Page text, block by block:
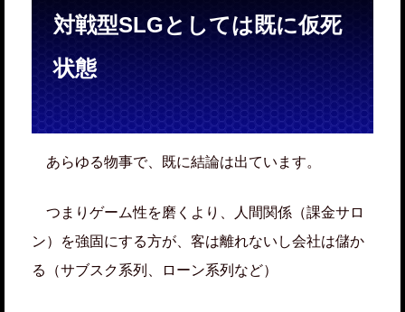
対戦型SLGとしては既に仮死
状態
あらゆる物事で、既に結論は出ています。
つまりゲーム性を磨くより、人間関係（課金サロ
ン）を強固にする方が、客は離れないし会社は儲か
る（サブスク系列、ローン系列など）